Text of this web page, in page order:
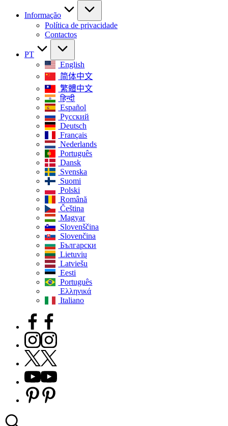
Informação
Política de privacidade
Contactos
PT
English
简体中文
繁體中文
हिन्दी
Español
Русский
Deutsch
Français
Nederlands
Português
Dansk
Svenska
Suomi
Polski
Română
Čeština
Magyar
Slovenščina
Slovenčina
Български
Lietuvių
Latviešu
Eesti
Português
Ελληνικά
Italiano
Facebook
Instagram
X
Youtube
Pinterest